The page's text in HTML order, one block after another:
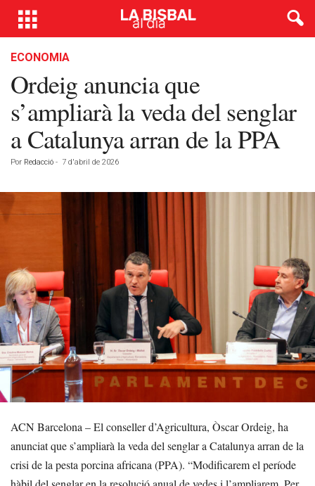
ECONOMIA
Ordeig anuncia que
s’ampliarà la veda del senglar
a Catalunya arran de la PPA
Por Redacció - 7 d'abril de 2026
ACN Barcelona – El conseller d’Agricultura, Òscar Ordeig, ha
anunciat que s’ampliarà la veda del senglar a Catalunya arran de la
crisi de la pesta porcina africana (PPA). “Modificarem el període